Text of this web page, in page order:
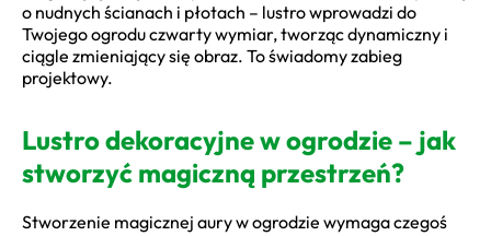
o nudnych ścianach i płotach – lustro wprowadzi do
Twojego ogrodu czwarty wymiar, tworząc dynamiczny i
ciągle zmieniający się obraz. To świadomy zabieg
projektowy.
Lustro dekoracyjne w ogrodzie – jak
stworzyć magiczną przestrzeń?
Stworzenie magicznej aury w ogrodzie wymaga czegoś